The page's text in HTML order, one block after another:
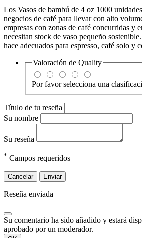
Los Vasos de bambú de 4 oz 1000
negocios de café para llevar con alto
empresas con zonas de café concurridas y
necesitan stock de vaso pequeño
hace adecuados para espresso, café solo y
Valoración de Quality
Por favor selecciona una
Título de tu reseña
Su nombre
Su reseña
* Campos requeridos
Cancelar Enviar
Reseña enviada
Su comentario ha sido añadido y estará
aprobado por un moderador.